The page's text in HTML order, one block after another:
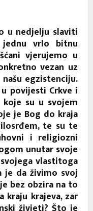
u nedjelju slaviti
vrlo bitnu
vjerujemo u
vezan uz
egzistenciju.
povijesti Crkve i
su u svojem
je Bog do kraja
te su te
i religiozni
unutar svoje
vlastitoga
da živimo svoj
bez obzira na to
kraju krajeva, zar